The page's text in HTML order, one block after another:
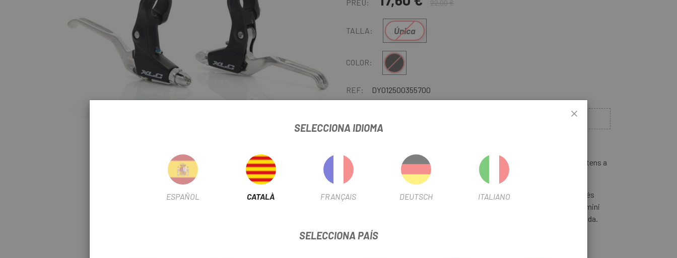
Haz click para ampliar
PREU: 22,00 €
TALLA: Única
COLOR: Negre
REF: DY012500355700
Tots els recanvis i components que necessitis per a la teva bicicleta els tens a
Escapa.
ElJoc De Manetes DeFreny Universal XLC BL-V04 Per a V-Brake
és
ideal per a bicicletes urbanes o de muntanya. La seva construcció en alumini
les fa molt lleugeres i alhora molt rígides per aprofitar tota la força exercida.
SELECCIONA IDIOMA
ESPAÑOL CATALÀ FRANÇAIS DEUTSCH ITALIANO
SELECCIONA PAÍS